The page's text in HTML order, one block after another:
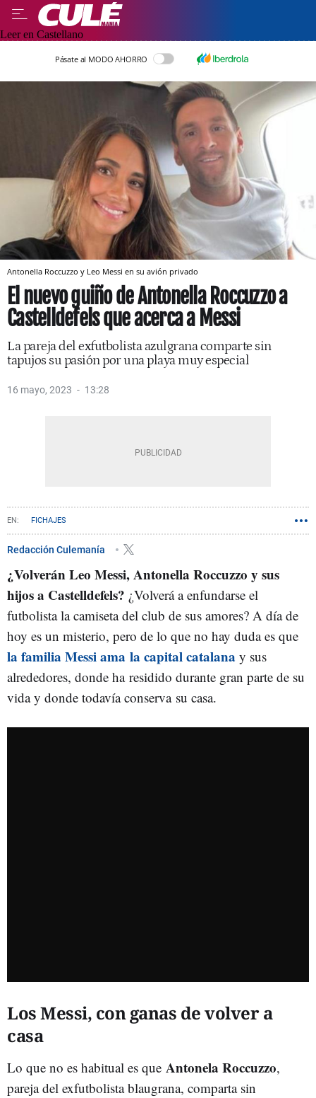
Leer en Castellano
Pásate al MODO AHORRO
Antonella Roccuzzo y Leo Messi en su avión privado
El nuevo guiño de Antonella Roccuzzo a
Castelldefels que acerca a Messi
La pareja del exfutbolista azulgrana comparte sin
tapujos su pasión por una playa muy especial
16 mayo, 2023 13:28
FICHAJES
Redacción Culemanía
¿Volverán Leo Messi, Antonella Roccuzzo y sus
hijos a Castelldefels? ¿Volverá a enfundarse el
futbolista la camiseta del club de sus amores? A día de
hoy es un misterio, pero de lo que no hay duda es que
la familia Messi ama la capital catalana y sus
alrededores, donde ha residido durante gran parte de su
vida y donde todavía conserva su casa.
Los Messi, con ganas de volver a
casa
Lo que no es habitual es que Antonela Roccuzzo,
pareja del exfutbolista blaugrana, comparta sin